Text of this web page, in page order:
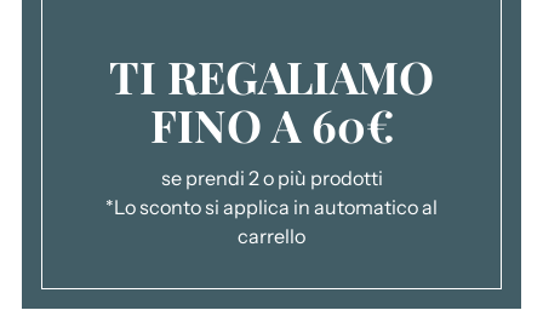
TI REGALIAMO
FINO A 60€
se prendi 2 o più prodotti
*Lo sconto si applica in automatico al
carrello